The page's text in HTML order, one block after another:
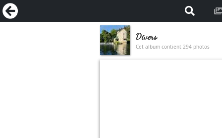
Divers
Cet album contient 294 photos